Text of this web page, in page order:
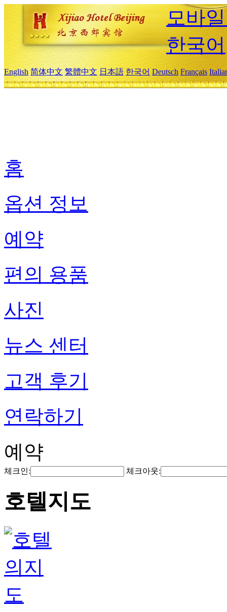
모바
한국어
English 简体中文 繁體中文 日本語 한국어 Deutsch Français
홈
옵션 정보
예약
편의 용품
사진
뉴스 센터
고객 후기
연락하기
예약
체크인: 체크아웃:
호텔지도